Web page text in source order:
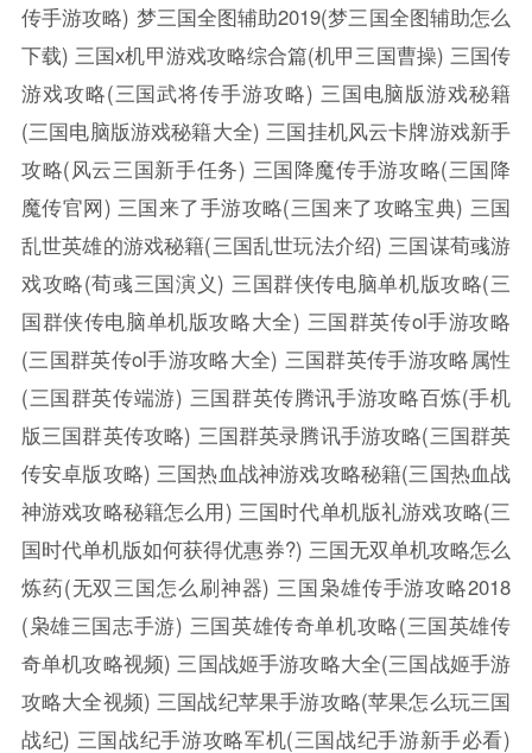
传手游攻略) 梦三国全图辅助2019(梦三国全图辅助怎么
下载) 三国x机甲游戏攻略综合篇(机甲三国曹操) 三国传
游戏攻略(三国武将传手游攻略) 三国电脑版游戏秘籍
(三国电脑版游戏秘籍大全) 三国挂机风云卡牌游戏新手
攻略(风云三国新手任务) 三国降魔传手游攻略(三国降
魔传官网) 三国来了手游攻略(三国来了攻略宝典) 三国
乱世英雄的游戏秘籍(三国乱世玩法介绍) 三国谋荀彧游
戏攻略(荀彧三国演义) 三国群侠传电脑单机版攻略(三
国群侠传电脑单机版攻略大全) 三国群英传ol手游攻略
(三国群英传ol手游攻略大全) 三国群英传手游攻略属性
(三国群英传端游) 三国群英传腾讯手游攻略百炼(手机
版三国群英传攻略) 三国群英录腾讯手游攻略(三国群英
传安卓版攻略) 三国热血战神游戏攻略秘籍(三国热血战
神游戏攻略秘籍怎么用) 三国时代单机版礼游戏攻略(三
国时代单机版如何获得优惠券?) 三国无双单机攻略怎么
炼药(无双三国怎么刷神器) 三国枭雄传手游攻略2018
(枭雄三国志手游) 三国英雄传奇单机攻略(三国英雄传
奇单机攻略视频) 三国战姬手游攻略大全(三国战姬手游
攻略大全视频) 三国战纪苹果手游攻略(苹果怎么玩三国
战纪) 三国战纪手游攻略军机(三国战纪手游新手必看)